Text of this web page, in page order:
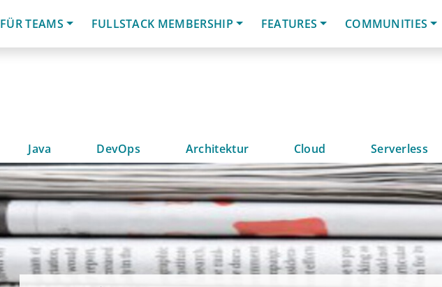
FÜR TEAMS
FULLSTACK MEMBERSHIP FEATURES COMMUNITIES
Java DevOps Architektur Cloud Serverless